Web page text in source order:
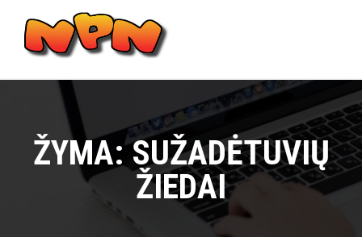
content
ŽYMA:SUŽADĖTUVIŲ
ŽIEDAI